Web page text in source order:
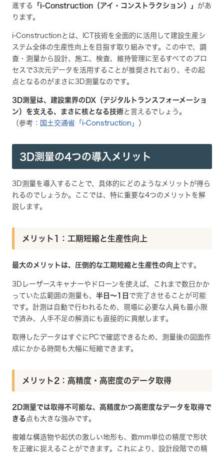
進する
「i-Construction（アイ・コンストラクション）」 があ
ります。
i-Constructionとは、ICT技術を全面的に活用して建設生産シ
ステム全体の生産性向上を目指す取り組みです。この中で、調
査・測量から設計、施工、検査、維持管理に至るすべてのプロ
セスで3次元データを活用することが推奨されており、その起
点となるのがまさに3D測量なのです。
3D測量は、建設業界のDX（デジタルトランスフォーメーショ
ン）を支える、まさに核となる技術と言えるでしょう。
（参考：
国土交通省「i-Construction」 ）
3D測量の4つの導入メリット
3D測量を導入することで、具体的にどのようなメリットが得ら
れるのでしょうか。ここでは、特に重要な4つのメリットを解
説します。
メリット1：工期短縮と生産性向上
最大のメリットは、圧倒的な工期短縮と生産性の向上です。
3Dレーザースキャナーやドローンを使えば、これまで数日かか
っていた広範囲の測量も、半日～1日 で完了させることが可能
です。計測は自動で行われるため、現場に必要な人員も最小限
で済み、人手不足の解消にも直接的に貢献します。
取得したデータはすぐにPCで確認できるため、測量後の図面作
成にかかる時間も大幅に短縮できます。
メリット2：高精度・高密度のデータ取得
2D測量では取得不可能な、高精度かつ高密度なデータを取得で
きる 点も大きな強みです。
複雑な構造物や起伏の激しい地形も、数mm単位の精度で形状
を正確に捉えることができます。これにより、設計段階での精